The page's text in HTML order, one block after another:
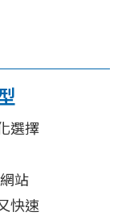
選擇
站
快速